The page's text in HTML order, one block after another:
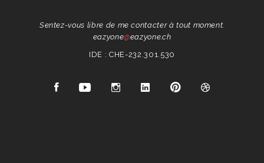
Sentez-vous libre de me contacter à tout moment.
eazyone@eazyone.ch
IDE : CHE-232.301.530